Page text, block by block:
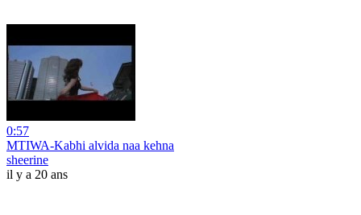
0:57
MTIWA-Kabhi alvida naa kehna
sheerine
il y a 20 ans